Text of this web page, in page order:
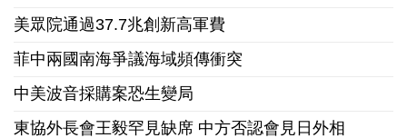
美眾院通過37.7兆創新高軍費
菲中兩國南海爭議海域頻傳衝突
中美波音採購案恐生變局
東協外長會王毅罕見缺席 中方否認會見日外相